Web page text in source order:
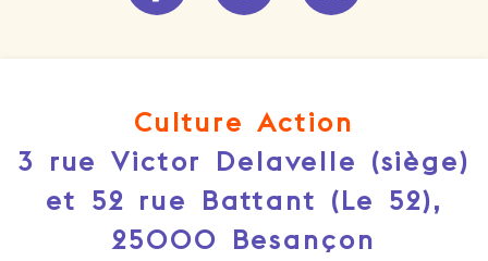
Culture Action
3 rue Victor Delavelle (siège)
et 52 rue Battant (Le 52),
25000 Besançon